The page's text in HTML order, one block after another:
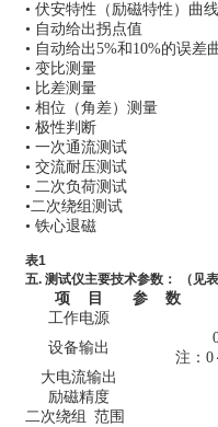
• 伏安特性（励磁特性）曲线
• 自动给出拐点值
• 自动给出5%和 10%的误差
• 变比测量
• 比差测量
• 相位（角差）测量
• 极性判断
• 一次通流测试
• 交流耐压测试
• 二次负荷测试
•二次绕组测试
• 铁心退磁
表1
五. 测试仪主要技术参数： （见
项 目
参 数
工作电源
设备输出
注：0
大电流输出
励磁精度
二次绕组
范围